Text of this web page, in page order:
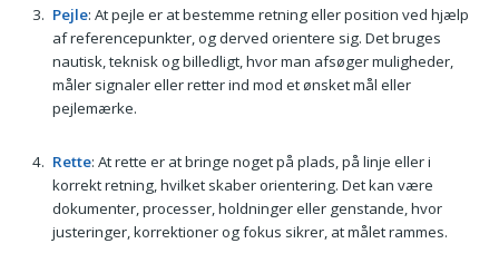
Pejle: At pejle er at bestemme retning eller position ved hjælp
af referencepunkter, og derved orientere sig. Det bruges
nautisk, teknisk og billedligt, hvor man afsøger muligheder,
måler signaler eller retter ind mod et ønsket mål eller
pejlemærke.
Rette: At rette er at bringe noget på plads, på linje eller i
korrekt retning, hvilket skaber orientering. Det kan være
dokumenter, processer, holdninger eller genstande, hvor
justeringer, korrektioner og fokus sikrer, at målet rammes.